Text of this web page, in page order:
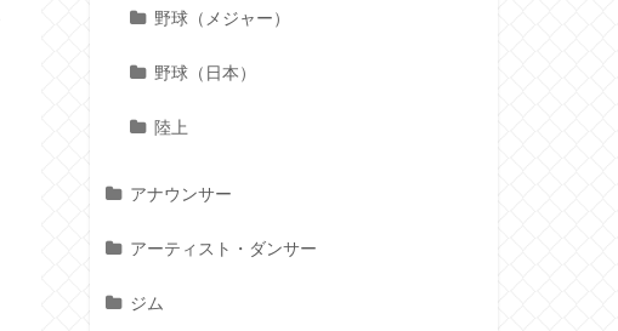
野球（メジャー）
野球（日本）
陸上
アナウンサー
アーティスト・ダンサー
ジム